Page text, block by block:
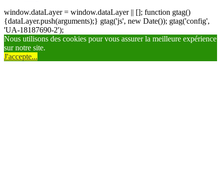
window.dataLayer = window.dataLayer || []; function gtag()
{dataLayer.push(arguments);} gtag('js', new Date()); gtag('config',
'UA-18187690-2');
Nous utilisons des cookies pour vous assurer la meilleure expérience
sur notre site.
J'accepte...